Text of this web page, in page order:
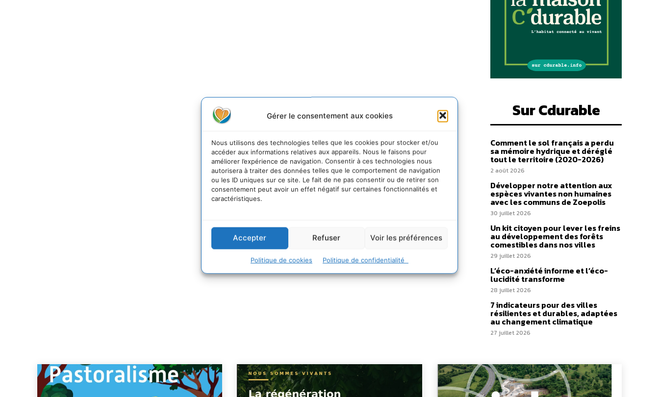
Gérer le consentement aux cookies
Nous utilisons des technologies telles que les cookies pour stocker et/ou
accéder aux informations relatives aux appareils. Nous le faisons pour
améliorer l’expérience de navigation. Consentir à ces technologies nous
autorisera à traiter des données telles que le comportement de navigation
ou les ID uniques sur ce site. Le fait de ne pas consentir ou de retirer son
consentement peut avoir un effet négatif sur certaines fonctionnalités et
caractéristiques.
Accepter Refuser Voir les préférences
Politique de cookies Politique de confidentialité
Sur Cdurable
Comment le sol français a perdu
sa mémoire hydrique et déréglé
tout le territoire (2020-2026)
2 août 2026
Développer notre attention aux
espèces vivantes non humaines
avec les communs de Zoepolis
30 juillet 2026
Un kit citoyen pour lever les freins
au développement des forêts
comestibles dans nos villes
29 juillet 2026
L’éco-anxiété informe et l’éco-
lucidité transforme
28 juillet 2026
7 indicateurs pour des villes
résilientes et durables, adaptées
au changement climatique
27 juillet 2026